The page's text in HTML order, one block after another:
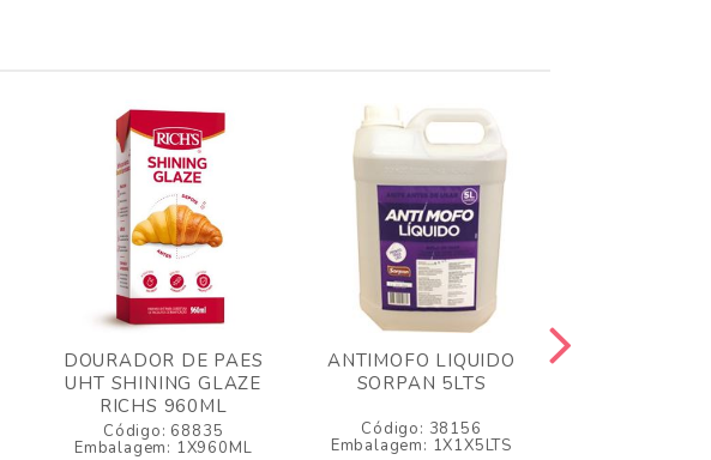
DOURADOR DE PAES
UHT SHINING GLAZE
RICHS 960ML
Código: 68835
Embalagem: 1X960ML
ANTIMOFO LIQUIDO
SORPAN 5LTS
Código: 38156
Embalagem: 1X1X5LTS